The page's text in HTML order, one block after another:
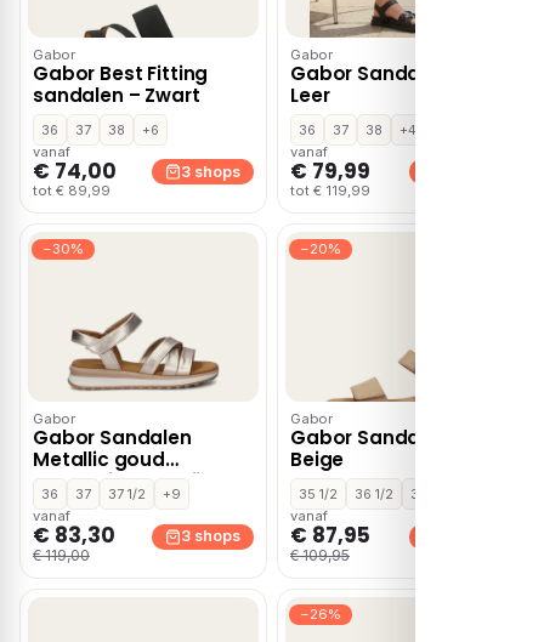
Gabor
Gabor Best Fitting
sandalen – Zwart
36 37 38
+6
vanaf
€ 74,00
tot € 89,99
3 shops
Gabor
Gabor Sandalen zwart
Leer
36 37 38
+4
vanaf
€ 79,99
tot € 119,99
−30%
Gabor
Gabor Sandalen
Metallic goud
Synthetisch – Grijs
36 37 37 1/2
+9
vanaf
€ 83,30
€ 119,00
3 shops
−20%
Gabor
Gabor Sandalen Plat –
Beige
35 1/2 36 1/2 37
vanaf
€ 87,95
€ 109,95
−26%